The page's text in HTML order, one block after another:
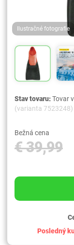
Ilustračné fotografie
Stav tovaru:Tovar
(varianta 7523248)
Bežná cena
€ 39,99
Posledný